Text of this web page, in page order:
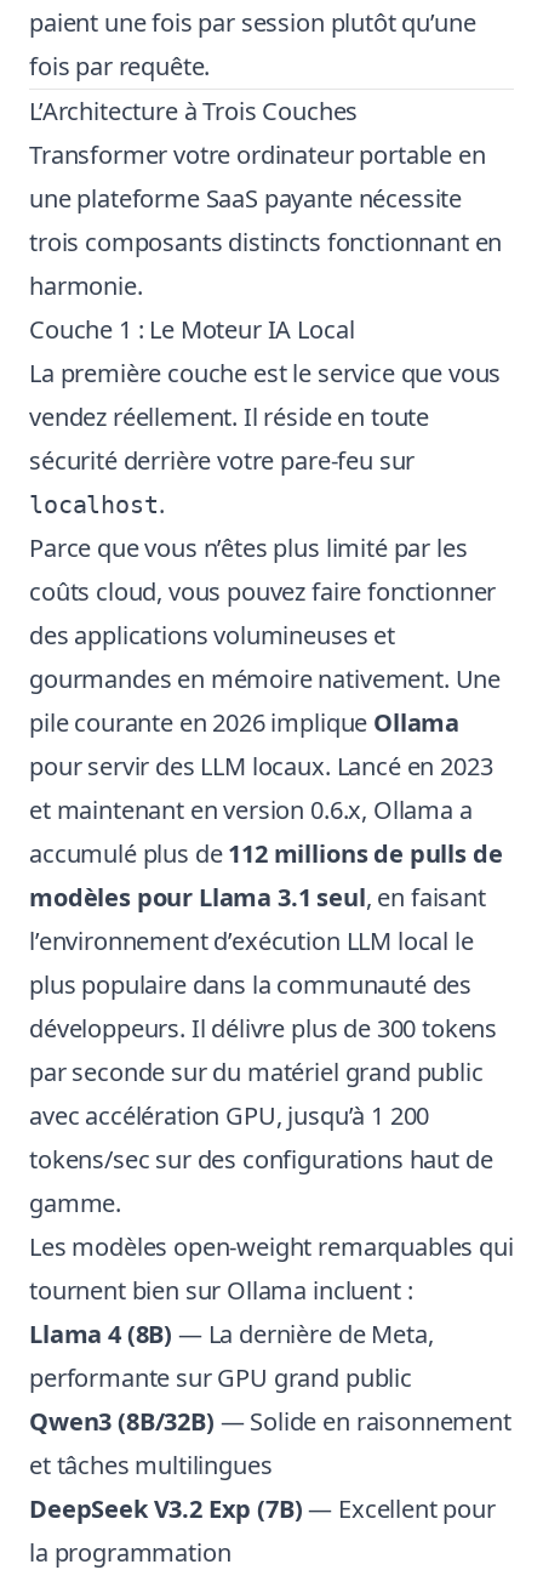
paient une fois par session plutôt qu’une
fois par requête.
L’Architecture à Trois Couches
Transformer votre ordinateur portable en
une plateforme SaaS payante nécessite
trois composants distincts fonctionnant en
harmonie.
Couche 1 : Le Moteur IA Local
La première couche est le service que vous
vendez réellement. Il réside en toute
sécurité derrière votre pare-feu sur
localhost.
Parce que vous n’êtes plus limité par les
coûts cloud, vous pouvez faire fonctionner
des applications volumineuses et
gourmandes en mémoire nativement. Une
pile courante en 2026 implique Ollama
pour servir des LLM locaux. Lancé en 2023
et maintenant en version 0.6.x, Ollama a
accumulé plus de112 millions de pulls de
modèles pour Llama 3.1 seul, en faisant
l’environnement d’exécution LLM local le
plus populaire dans la communauté des
développeurs. Il délivre plus de 300 tokens
par seconde sur du matériel grand public
avec accélération GPU, jusqu’à 1 200
tokens/sec sur des configurations haut de
gamme.
Les modèles open-weight remarquables qui
tournent bien sur Ollama incluent :
Llama 4 (8B) — La dernière de Meta,
performante sur GPU grand public
Qwen3 (8B/32B) — Solide en raisonnement
et tâches multilingues
DeepSeek V3.2 Exp (7B)— Excellent pour
la programmation